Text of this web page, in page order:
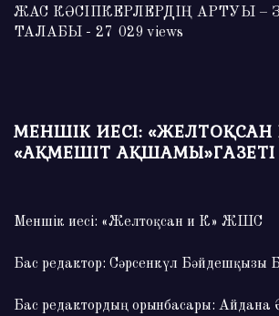
ЖАС КӘСІПКЕРЛЕРДІҢ АРТУЫ –
ТАЛАБЫ - 27 029 views
МЕНШІК ИЕСІ:
«АҚМЕШІТ АҚШАМЫ»ГАЗЕТІ
Меншік иесі: «Желтоқсан и К» ЖШС
Бас редактор: Сәрсенкүл
Бас редактордың орынбасары: